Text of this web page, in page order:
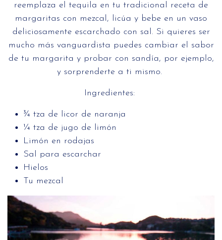
reemplaza el tequila en tu tradicional receta de
margaritas con mezcal, licúa y bebe en un vaso
deliciosamente escarchado con sal. Si quieres ser
mucho más vanguardista puedes cambiar el sabor
de tu margarita y probar con sandía, por ejemplo,
y sorprenderte a ti mismo.
Ingredientes:
¾ tza de licor de naranja
¼ tza de jugo de limón
Limón en rodajas
Sal para escarchar
Hielos
Tu mezcal